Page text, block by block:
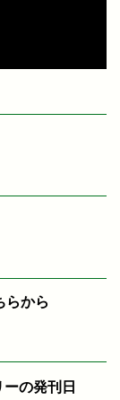
らから
の発刊日